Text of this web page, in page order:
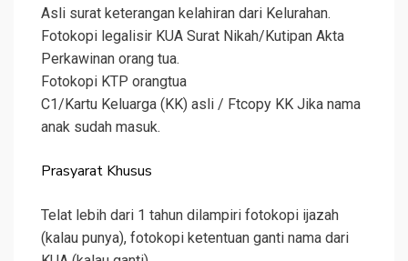
Asli surat keterangan kelahiran dari Kelurahan.
Fotokopi legalisir KUA Surat Nikah/Kutipan Akta
Perkawinan orang tua.
Fotokopi KTP orangtua
C1/Kartu Keluarga (KK) asli / Ftcopy KK Jika nama
anak sudah masuk.
Prasyarat Khusus
Telat lebih dari 1 tahun dilampiri fotokopi ijazah
(kalau punya), fotokopi ketentuan ganti nama dari